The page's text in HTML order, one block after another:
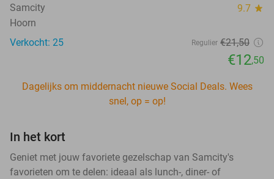
Samcity 9.7 star
Hoorn
Verkocht: 25
Regulier €21,50
€12,50
Dagelijks om middernacht nieuwe Social Deals. Wees
snel, op = op!
In het kort
Geniet met jouw favoriete gezelschap van Samcity's
favorieten om te delen: ideaal als lunch-, diner- of